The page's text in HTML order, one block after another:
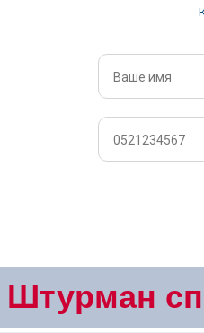
Штурман